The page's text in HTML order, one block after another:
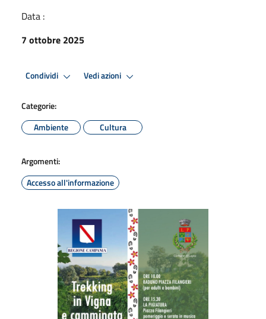
Data :
7 ottobre 2025
Condividi Vedi azioni
Categorie:
Ambiente
Cultura
Argomenti:
Accesso all'informazione